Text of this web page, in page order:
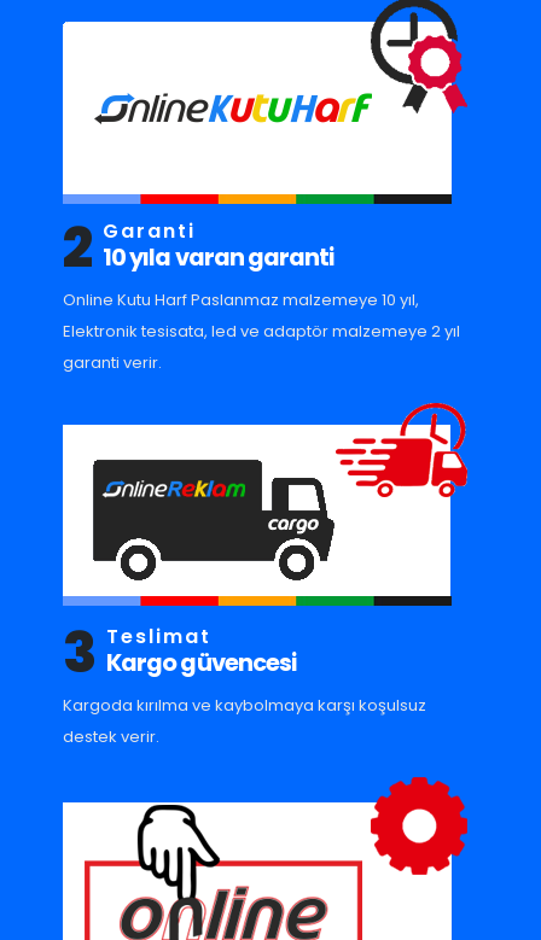
2 Garanti
10 yıla varan garanti
Online Kutu Harf Paslanmaz malzemeye 10 yıl,
Elektronik tesisata, led ve adaptör malzemeye 2 yıl
garanti verir.
3 Teslimat
Kargo güvencesi
Kargoda kırılma ve kaybolmaya karşı koşulsuz
destek verir.